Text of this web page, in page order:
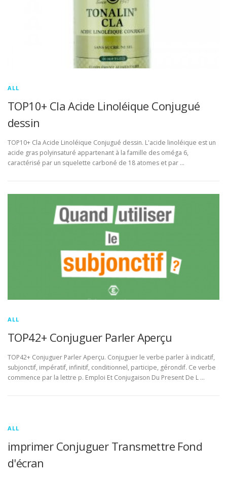
ALL
TOP10+ Cla Acide Linoléique Conjugué
dessin
TOP10+ Cla Acide Linoléique Conjugué dessin. L'acide linoléique est un
acide gras polyinsaturé appartenant à la famille des oméga 6,
caractérisé par un squelette carboné de 18 atomes et par …
ALL
TOP42+ Conjuguer Parler Aperçu
TOP42+ Conjuguer Parler Aperçu. Conjuguer le verbe parler à indicatif,
subjonctif, impératif, infinitif, conditionnel, participe, gérondif. Ce verbe
commence par la lettre p. Emploi Et Conjugaison Du Present De L …
ALL
imprimer Conjuguer Transmettre Fond
d'écran